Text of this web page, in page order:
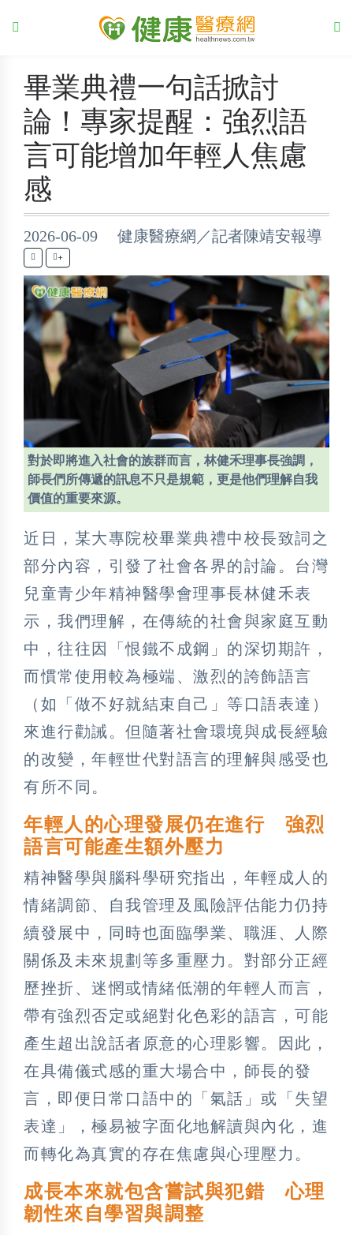
畢業典禮一句話掀討
論！專家提醒：強烈語
言可能增加年輕人焦慮
感
2026-06-09 健康醫療網／記者陳靖安報導
+
對於即將進入社會的族群而言，林健禾理事長強調，
師長們所傳遞的訊息不只是規範，更是他們理解自我
價值的重要來源。
近日，某大專院校畢業典禮中校長致詞之
部分內容，引發了社會各界的討論。台灣
兒童青少年精神醫學會理事長林健禾表
示，我們理解，在傳統的社會與家庭互動
中，往往因「恨鐵不成鋼」的深切期許，
而慣常使用較為極端、激烈的誇飾語言
（如「做不好就結束自己」等口語表達）
來進行勸誡。但隨著社會環境與成長經驗
的改變，年輕世代對語言的理解與感受也
有所不同。
年輕人的心理發展仍在進行 強烈
語言可能產生額外壓力
精神醫學與腦科學研究指出，年輕成人的
情緒調節、自我管理及風險評估能力仍持
續發展中，同時也面臨學業、職涯、人際
關係及未來規劃等多重壓力。對部分正經
歷挫折、迷惘或情緒低潮的年輕人而言，
帶有強烈否定或絕對化色彩的語言，可能
產生超出說話者原意的心理影響。因此，
在具備儀式感的重大場合中，師長的發
言，即便日常口語中的「氣話」或「失望
表達」，極易被字面化地解讀與內化，進
而轉化為真實的存在焦慮與心理壓力。
成長本來就包含嘗試與犯錯 心理
韌性來自學習與調整